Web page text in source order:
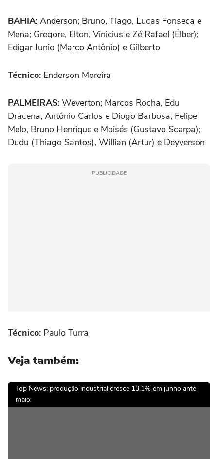
BAHIA: Anderson; Bruno, Tiago, Lucas Fonseca e
Mena; Gregore, Elton, Vinicius e Zé Rafael (Élber);
Edigar Junio (Marco Antônio) e Gilberto
Técnico: Enderson Moreira
PALMEIRAS: Weverton; Marcos Rocha, Edu
Dracena, Antônio Carlos e Diogo Barbosa; Felipe
Melo, Bruno Henrique e Moisés (Gustavo Scarpa);
Dudu (Thiago Santos), Willian (Artur) e Deyverson
PUBLICIDADE
Técnico: Paulo Turra
Veja também:
Top News: produção industrial cresce 13,1% em junho ante
maio: